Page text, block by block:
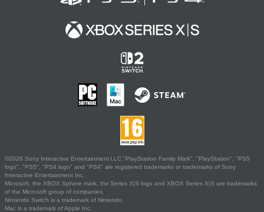
©2026 Sony Interactive Entertainment LLC."PlayStation Family Mark", "PlayStation", "PS5
logo", "PS5", "PS4 logo" and "PS4" are registered trademarks or trademarks of Sony
Interactive Entertainment Inc.
Microsoft, the XBOX Sphere mark, the Series X|S logo and XBOX Series X|S are trademarks
of the Microsoft group of companies.
Nintendo Switch is a trademark of Nintendo.
Mac is a trademark of Apple Inc.